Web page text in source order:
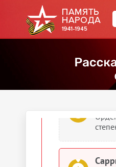
1945
Документы